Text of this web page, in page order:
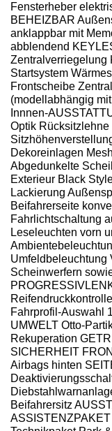
Fensterheber
BEHEIZBAR
anklappbar mit
abblendend
Zentralverriegelung
Startsystem
Frontscheibe
(modellabhängig
Innnen-
Optik
Dekoreinlagen
Abgedunkelte
Exterieur Black
Lackierung
Beifahrerseite
Fahrlichtschaltung
Leseleuchten vorn
Umfeldbeleuchtung
Scheinwerfern
Fahrprofil-Auswahl
UMWELT Otto-
Rekuperation
SICHERHEIT
Airbags hinten
Beifahrersitz